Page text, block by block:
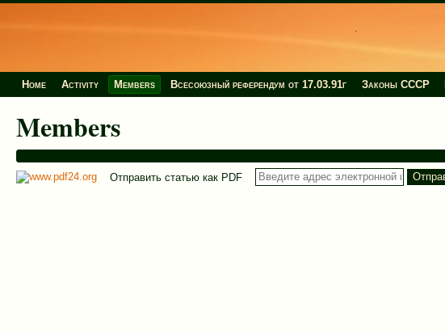
Home Activity Members Всесоюзный референдум от 17.03.91г Законы СССР
Members
Отправить статью как PDF